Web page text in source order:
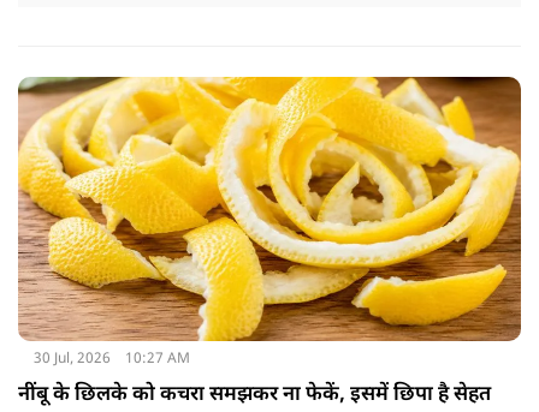
30 Jul, 2026 10:27 AM
नींबू के छिलके को कचरा समझकर ना फेकें, इसमें छिपा है सेहत